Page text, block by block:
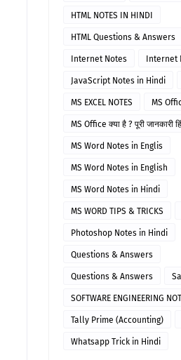
HTML NOTES IN HINDI
HTML Questions & Answers
Internet Notes Internet
JavaScript Notes in Hindi
MS EXCEL NOTES MS
MS Office क्या है ? पूरी जानकारी
MS Word Notes in Englis
MS Word Notes in English
MS Word Notes in Hindi
MS WORD TIPS & TRICKS
Photoshop Notes in Hindi
Questions & Answers
Questions & Answers
SOFTWARE ENGINEERING
Tally Prime (Accounting)
Whatsapp Trick in Hindi